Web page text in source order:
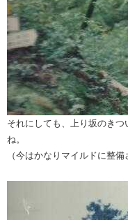
それにしても、上り坂のきつ
ね。
（今はかなりマイルドに整備